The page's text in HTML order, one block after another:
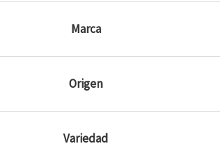
Marca
Origen
Variedad